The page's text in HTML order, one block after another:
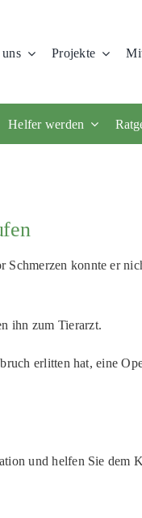
Projekte
Helfer werden
Schmerzen konnte er
ihn zum Tierarzt.
erlitten hat, eine
und helfen Sie